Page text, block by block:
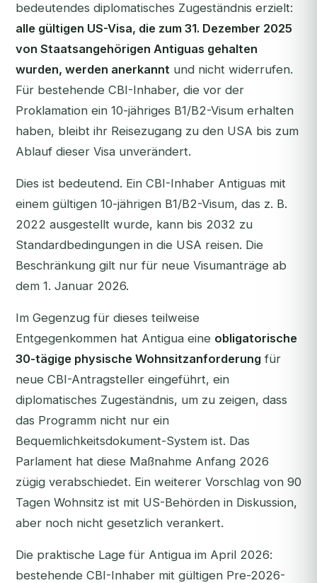
bedeutendes diplomatisches Zugeständnis erzielt:
alle gültigen US-Visa, die zum 31. Dezember 2025
von Staatsangehörigen Antiguas gehalten
wurden, werden anerkannt und nicht widerrufen.
Für bestehende CBI-Inhaber, die vor der
Proklamation ein 10-jähriges B1/B2-Visum erhalten
haben, bleibt ihr Reisezugang zu den USA bis zum
Ablauf dieser Visa unverändert.
Dies ist bedeutend. Ein CBI-Inhaber Antiguas mit
einem gültigen 10-jährigen B1/B2-Visum, das z. B.
2022 ausgestellt wurde, kann bis 2032 zu
Standardbedingungen in die USA reisen. Die
Beschränkung gilt nur für neue Visumanträge ab
dem 1. Januar 2026.
Im Gegenzug für dieses teilweise
Entgegenkommen hat Antigua eine obligatorische
30-tägige physische Wohnsitzanforderung für
neue CBI-Antragsteller eingeführt, ein
diplomatisches Zugeständnis, um zu zeigen, dass
das Programm nicht nur ein
Bequemlichkeitsdokument-System ist. Das
Parlament hat diese Maßnahme Anfang 2026
zügig verabschiedet. Ein weiterer Vorschlag von 90
Tagen Wohnsitz ist mit US-Behörden in Diskussion,
aber noch nicht gesetzlich verankert.
Die praktische Lage für Antigua im April 2026:
bestehende CBI-Inhaber mit gültigen Pre-2026-